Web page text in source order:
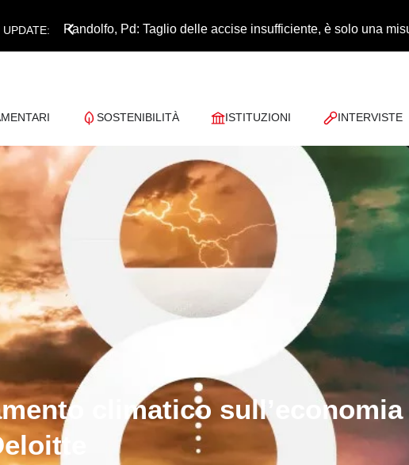
UPDATE: Pandolfo, Pd: Taglio delle accise insufficiente, è solo una
SOSTENIBILITÀ ISTITUZIONI INTERVISTE
climatico